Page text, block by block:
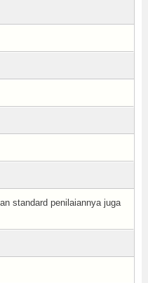
standard penilaiannya juga